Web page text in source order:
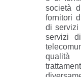
società
fornitori
di servizi
servizi